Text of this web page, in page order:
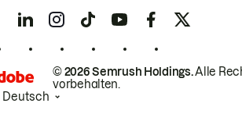
© 2026 Semrush Holdings.Alle
vorbehalten.
Deutsch